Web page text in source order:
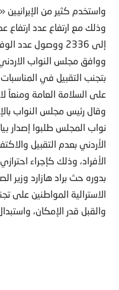
واستخدم كثير من
وذلك مع ارتفاع عدد ارتفاع
إلى 2336 ووصول عدد الوفيات إلى 77.
ووافق مجلس النواب الاردني
بتجنب التقبيل في
على السلامة العامة ومنعاً
وقال رئيس مجلس النواب
نواب المجلس طلبوا إصدار
الأردني بعدم التقبيل
الأفراد، وذلك كإجراء
بدوره حث براد هازارد وزير
الاسترالية المواطنين على
والقبل قدر الإمكان،